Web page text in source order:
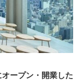
オープン・開業した